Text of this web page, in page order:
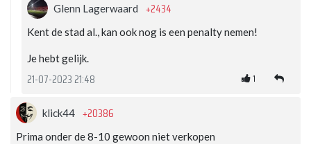
Glenn Lagerwaard +2434
Kent de stad al., kan ook nog is een penalty nemen!
Je hebt gelijk.
21-07-2023 21:48 1
klick44 +20386
Prima onder de 8-10 gewoon niet verkopen